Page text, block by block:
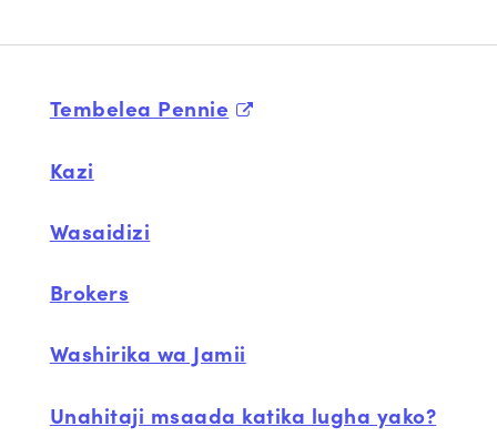
Tembelea Pennie
Kazi
Wasaidizi
Brokers
Washirika wa Jamii
Unahitaji msaada katika lugha yako?